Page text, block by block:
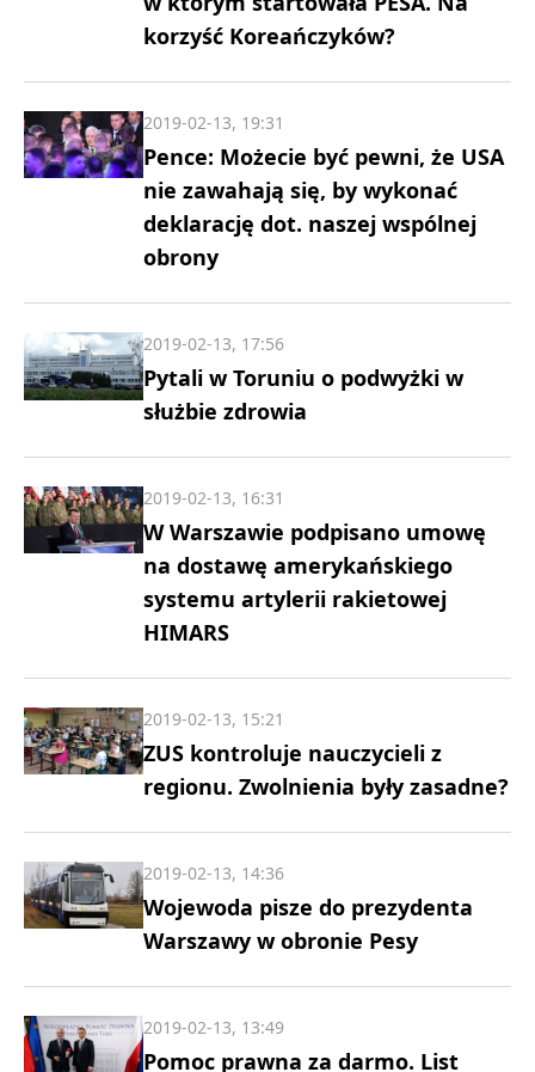
korzyść Koreańczyków?
Pence: Możecie być pewni, że USA
nie zawahają się, by wykonać
deklarację dot. naszej wspólnej
obrony
2019-02-13, 19:31
Pytali w Toruniu o podwyżki w
służbie zdrowia
2019-02-13, 17:56
W Warszawie podpisano umowę
na dostawę amerykańskiego
systemu artylerii rakietowej
HIMARS
2019-02-13, 16:31
ZUS kontroluje nauczycieli z
regionu. Zwolnienia były zasadne?
2019-02-13, 15:21
Wojewoda pisze do prezydenta
Warszawy w obronie Pesy
2019-02-13, 14:36
Pomoc prawna za darmo. List
2019-02-13, 13:49